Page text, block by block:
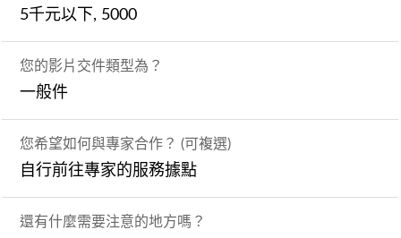
5千元以下, 5000
您的影片交件類型為？
一般件
您希望如何與專家合作？ (可複選)
自行前往專家的服務據點
還有什麼需要注意的地方嗎？